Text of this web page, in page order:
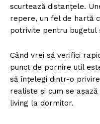
scurtează distanțele.
repere, un fel de hartă
potrivite pentru bugetul
Când vrei să verifici
punct de pornire util
să înțelegi dintr-o
realiste și cum se
living la dormitor.